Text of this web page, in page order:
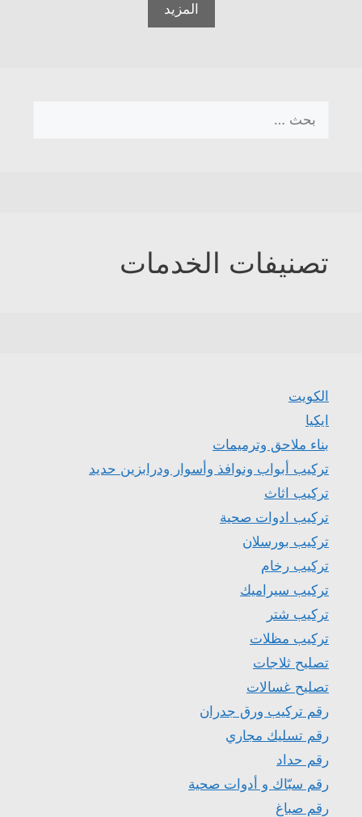
المزيد
عن:
تصنيفات الخدمات
الكويت
ايكيا
بناء ملاحق وترميمات
تركيب أبواب ونوافذ وأسوار ودرابزين حديد
تركيب اثاث
تركيب ادوات صحية
تركيب بورسلان
تركيب رخام
تركيب سيراميك
تركيب شتر
تركيب مظلات
تصليح ثلاجات
تصليح غسالات
رقم تركيب ورق جدران
رقم تسليك مجاري
رقم حداد
رقم سبّاك و أدوات صحية
رقم صباغ